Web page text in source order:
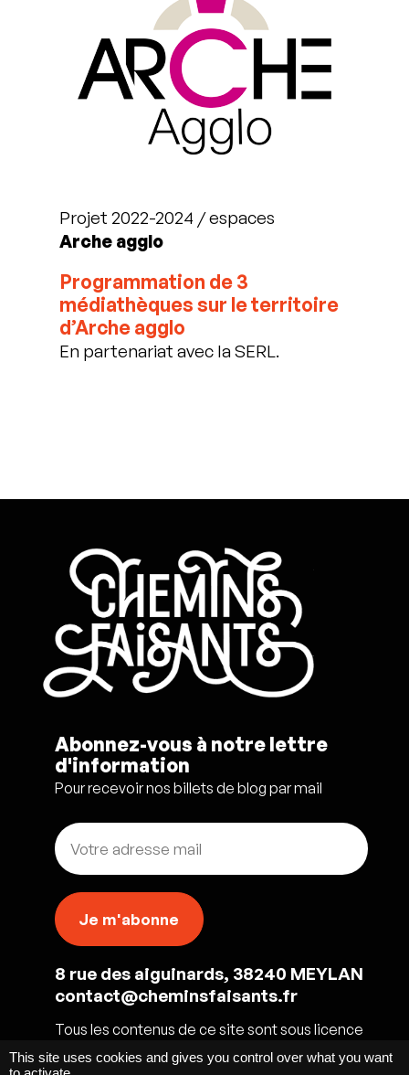
Projet 2022-2024 / espaces
Arche agglo
Programmation de 3
médiathèques sur le territoire
d’Arche agglo
En partenariat avec la SERL.
Abonnez-vous à notre lettre
d'information
Pour recevoir nos billets de blog par mail
8 rue des aiguinards, 38240 MEYLAN
contact@cheminsfaisants.fr
Tous les contenus de ce site sont sous licence
CC BY-NC-SA 4.0
This site uses cookies and gives you control over what you want